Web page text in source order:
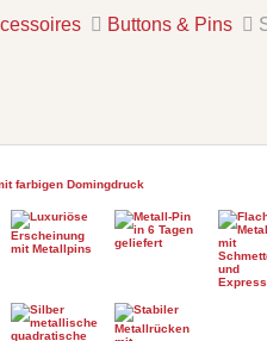
Buttons & Pins